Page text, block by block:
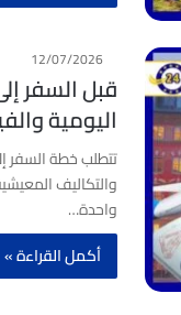
12/07/2026
اليومية
تتطلب خطة السفر
والتكاليف
واحدة…
أكمل القراءة »